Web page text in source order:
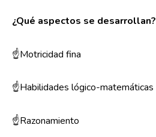
¿Qué aspectos se desarrollan?
☝Motricidad fina
☝Habilidades lógico-matemáticas
☝Razonamiento